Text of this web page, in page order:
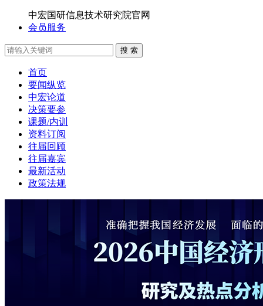
中宏国研信息技术研究院官网
会员服务
搜 索
首页
要闻纵览
中宏论道
决策要参
课题/内训
资料订阅
往届回顾
往届嘉宾
最新活动
政策法规